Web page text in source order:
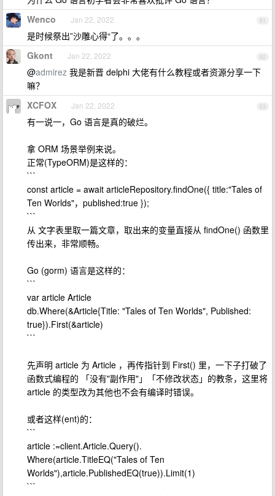
61
Wenco Jan 22, 2022
是时候祭出”沙雕心得“了。。。
62
Gkont Jan 22, 2022
@admirez 我是新晋 delphi 大佬有什么教程或者资源分享一下
嘛？
63
XCFOX Jan 22, 2022
有一说一，Go 语言是真的破烂。
拿 ORM 场景举例来说。
正常(TypeORM)是这样的：
```
const article = await articleRepository.findOne({ title:"Tales of
Ten Worlds"，published:true });
```
从 文字表里取一篇文章，取出来的变量直接从 findOne() 函数里
传出来，非常顺畅。
Go (gorm) 语言是这样的：
```
var article Article
db.Where(&Article{Title: "Tales of Ten Worlds", Published:
true}).First(&article)
```
先声明 article 为 Article ，再传指针到 First() 里，一下子打破了
函数式编程的 「没有"副作用"」「不修改状态」的教条，这里将
article 的类型改为其他也不会有编译时错误。
或者这样(ent)的：
```
article :=client.Article.Query().
Where(article.TitleEQ("Tales of Ten
Worlds"),article.PublishedEQ(true)).Limit(1)
```